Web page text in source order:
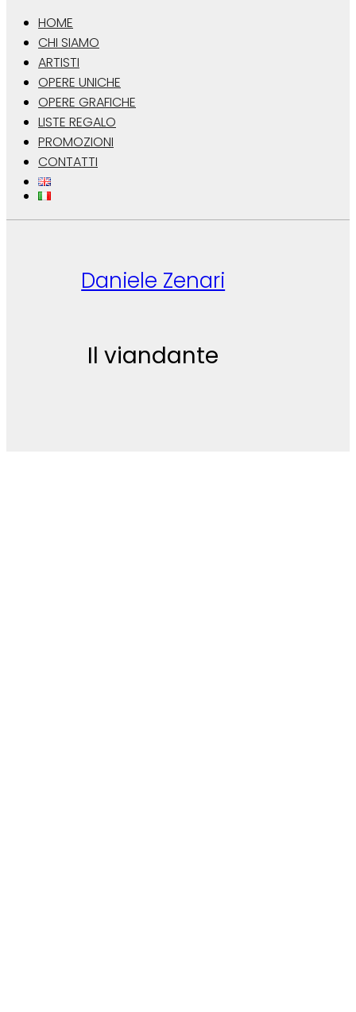
HOME
CHI SIAMO
ARTISTI
OPERE UNICHE
OPERE GRAFICHE
LISTE REGALO
PROMOZIONI
CONTATTI
Daniele Zenari
Il viandante